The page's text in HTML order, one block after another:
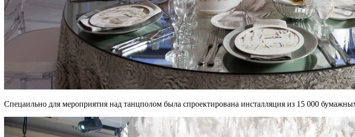
Спецаильно для мероприятия над танцполом была спроектирована инсталляция из 15 000